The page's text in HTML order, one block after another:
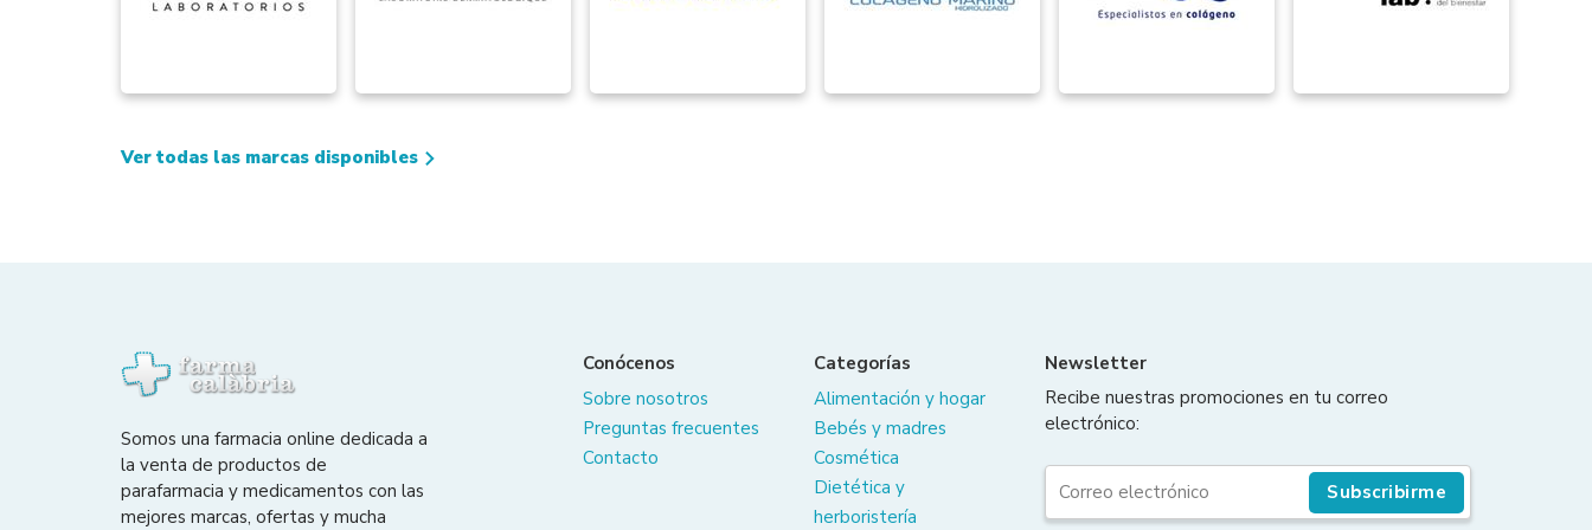
Ver todas las marcas disponibles
Somos una farmacia online dedicada a
la venta de productos de
parafarmacia y medicamentos con las
mejores marcas, ofertas y mucha
Conócenos
Sobre nosotros
Preguntas frecuentes
Contacto
Categorías
Alimentación y hogar
Bebés y madres
Cosmética
Dietética y
herboristería
Newsletter
Recibe nuestras promociones en tu correo
electrónico:
Subscribirme